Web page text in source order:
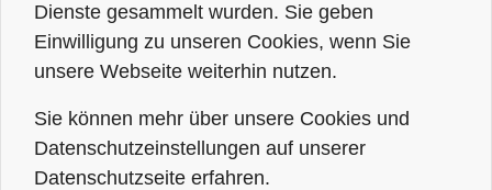
Dienste gesammelt wurden. Sie geben
Einwilligung zu unseren Cookies, wenn Sie
unsere Webseite weiterhin nutzen.
Sie können mehr über unsere Cookies und
Datenschutzeinstellungen auf unserer
Datenschutzseite erfahren.